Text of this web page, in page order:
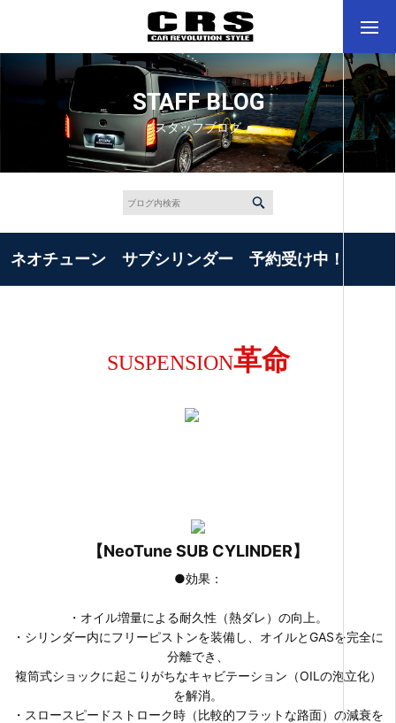
STAFF BLOG
スタッフブログ
ネオチューン サブシリンダー 予約受け中！
SUSPENSION革命
【NeoTune SUB CYLINDER】
●効果：
・オイル増量による耐久性（熱ダレ）の向上。
・シリンダー内にフリーピストンを装備し、オイルとGASを完全に
分離でき、
複筒式ショックに起こりがちなキャビテーション（OILの泡立化）
を解消。
・スロースピードストローク時（比較的フラットな路面）の減衰を